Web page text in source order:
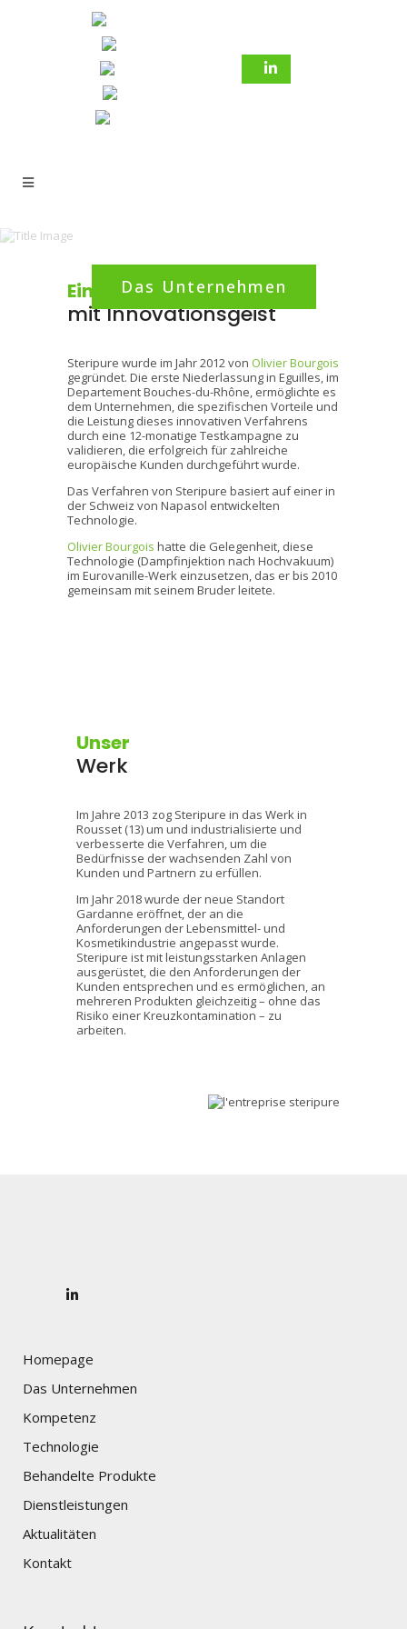
Das Unternehmen
Ein Unternehmen
mit Innovationsgeist
Steripure wurde im Jahr 2012 von Olivier Bourgois
gegründet. Die erste Niederlassung in Eguilles, im
Departement Bouches-du-Rhône, ermöglichte es
dem Unternehmen, die spezifischen Vorteile und
die Leistung dieses innovativen Verfahrens
durch eine 12-monatige Testkampagne zu
validieren, die erfolgreich für zahlreiche
europäische Kunden durchgeführt wurde.
Das Verfahren von Steripure basiert auf einer in
der Schweiz von Napasol entwickelten
Technologie.
Olivier Bourgois hatte die Gelegenheit, diese
Technologie (Dampfinjektion nach Hochvakuum)
im Eurovanille-Werk einzusetzen, das er bis 2010
gemeinsam mit seinem Bruder leitete.
Unser
Werk
Im Jahre 2013 zog Steripure in das Werk in
Rousset (13) um und industrialisierte und
verbesserte die Verfahren, um die
Bedürfnisse der wachsenden Zahl von
Kunden und Partnern zu erfüllen.
Im Jahr 2018 wurde der neue Standort
Gardanne eröffnet, der an die
Anforderungen der Lebensmittel- und
Kosmetikindustrie angepasst wurde.
Steripure ist mit leistungsstarken Anlagen
ausgerüstet, die den Anforderungen der
Kunden entsprechen und es ermöglichen, an
mehreren Produkten gleichzeitig – ohne das
Risiko einer Kreuzkontamination – zu
arbeiten.
Homepage
Das Unternehmen
Kompetenz
Technologie
Behandelte Produkte
Dienstleistungen
Aktualitäten
Kontakt